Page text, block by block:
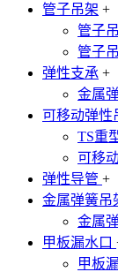
管子吊架 +
管子
管子
弹性支承 +
金属
可移动弹性
TS重
可移
弹性导管 +
金属弹簧吊
金属
甲板漏水口
甲板